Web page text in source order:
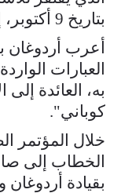
بتاريخ 9 أكتوبر، إلى صاحبه.
أعرب
العبارات
به، العائدة
كوباني".
خلال المؤتمر
الخطاب إلى
بقيادة